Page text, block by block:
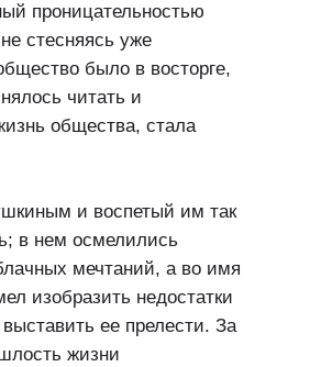
проницательностью
стесняясь уже
было в восторге,
читать и
общества, стала
и воспетый им так
в нем осмелились
мечтаний, а во имя
изобразить недостатки
ее прелести. За
жизни